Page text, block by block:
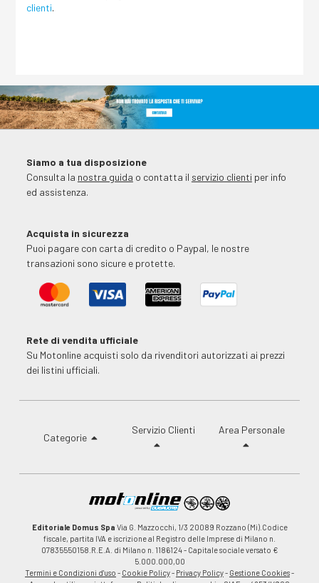
clienti.
Siamo a tua disposizione
Consulta la nostra guida o contatta il servizio clienti per info
ed assistenza.
Acquista in sicurezza
Puoi pagare con carta di credito o Paypal, le nostre
transazioni sono sicure e protette.
Rete di vendita ufficiale
Su Motonline acquisti solo da rivenditori autorizzati ai prezzi
dei listini ufficiali.
Categorie
Servizio Clienti Area Personale
Editoriale Domus Spa Via G. Mazzocchi, 1/3 20089 Rozzano (Mi).Codice
fiscale, partita IVA e iscrizione al Registro delle Imprese di Milano n.
07835550158.R.E.A. di Milano n. 1186124 - Capitale sociale versato €
5.000.000,00
Termini e Condizioni d'uso - Cookie Policy- Privacy Policy- Gestione Cookies-